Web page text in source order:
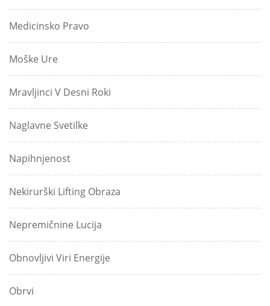
Medicinsko Pravo
Moške Ure
Mravljinci V Desni Roki
Naglavne Svetilke
Napihnjenost
Nekirurški Lifting Obraza
Nepremičnine Lucija
Obnovljivi Viri Energije
Obrvi